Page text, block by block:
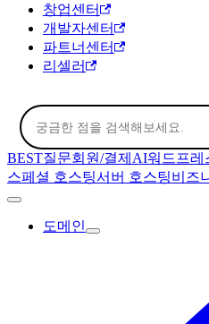
창업센터
개발자센터
파트너센터
리셀러
BEST질문회원/결제 AI워드프레
스페셜 호스팅서버 호스팅비즈
도메인